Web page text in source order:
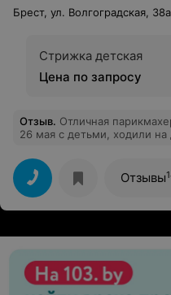
Брест, ул. Волгоградская, 38а
Стрижка детская
Цена по запросу
Отзыв. Отличная
26 мая с детьми, ходили на
Советую.
Отзывы